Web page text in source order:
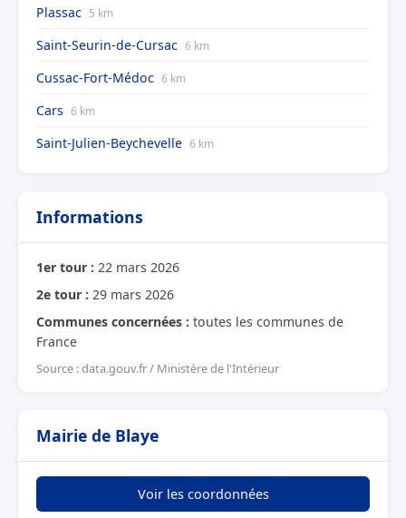
Plassac 5 km
Saint-Seurin-de-Cursac 6 km
Cussac-Fort-Médoc 6 km
Cars 6 km
Saint-Julien-Beychevelle 6 km
Informations
1er tour : 22 mars 2026
2e tour : 29 mars 2026
Communes concernées : toutes les communes de
France
Source : data.gouv.fr / Ministère de l'Intérieur
Mairie de Blaye
Voir les coordonnées